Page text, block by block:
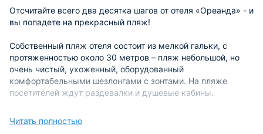
Отсчитайте всего два десятка шагов от отеля «Ореанда» - и
вы попадете на прекрасный пляж!
Собственный пляж отеля состоит из мелкой гальки, с
протяженностью около 30 метров – пляж небольшой, но
очень чистый, ухоженный, оборудованный
комфортабельными шезлонгами с зонтами. На пляже
посетителей ждут раздевалки и душевые кабины.
Безопасности на пляже отеля уделяется особое внимание,
поэтому в наличии имеется собственная спасательная
Читать полностью